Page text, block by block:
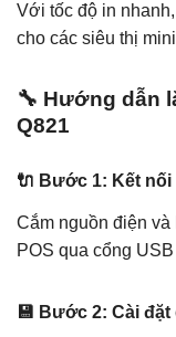
Với tốc độ in
cho các siêu thị
🔧 Hướng dẫn
Q821
🔌 Bước 1: Kết
Cắm nguồn điện
POS qua cổng
💾 Bước 2: Cài đặt